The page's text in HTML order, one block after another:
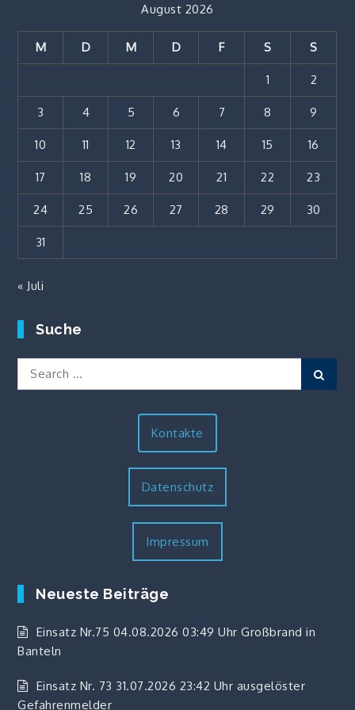
August 2026
M D M D F S S
1 2
3 4 5 6 7 8 9
10 11 12 13 14 15 16
17 18 19 20 21 22 23
24 25 26 27 28 29 30
31
« Juli
Suche
Search
Kontakte
Datenschutz
Impressum
Neueste Beiträge
Einsatz Nr.75 04.08.2026 03:49 Uhr Großbrand in
Banteln
Einsatz Nr. 73 31.07.2026 23:42 Uhr ausgelöster
Gefahrenmelder